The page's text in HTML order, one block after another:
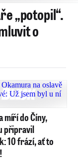
„potopil“.
o
míří do Číny,
připravil
10 frází, ať to